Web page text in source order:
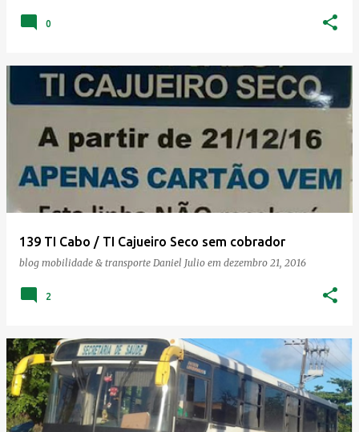
0
139 TI Cabo / TI Cajueiro Seco sem cobrador
blog mobilidade & transporte Daniel Julio em dezembro 21, 2016
2